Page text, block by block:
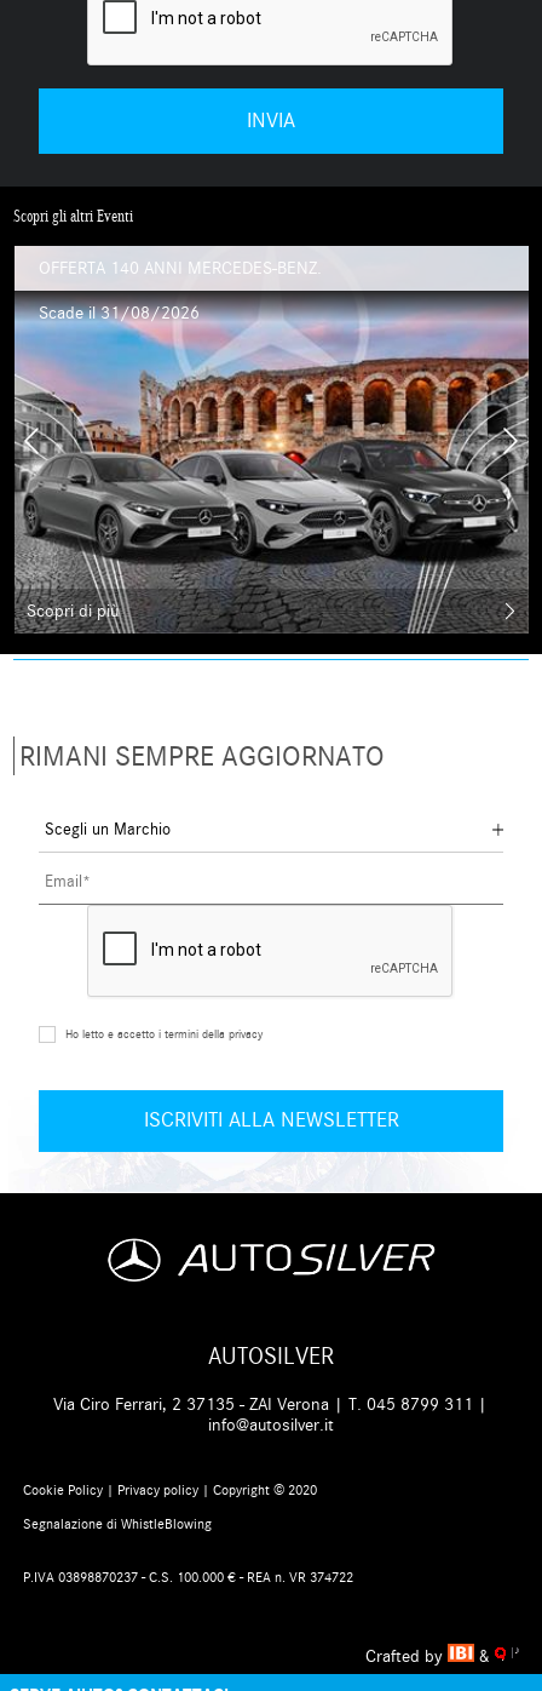
Scopri gli altri Eventi
OFFERTA 140 ANNI MERCEDES-BENZ.
Scade il 31/08/2026
Scopri di più
RIMANI SEMPRE AGGIORNATO
Ho letto e accetto i termini della privacy
AUTOSILVER
Via Ciro Ferrari, 2 37135 - ZAI Verona | T.045 8799 311 |
info@autosilver.it
Cookie Policy | Privacy policy| Copyright © 2020
Segnalazione di WhistleBlowing
P.IVA 03898870237 - C.S. 100.000 € - REA n. VR 374722
Crafted by &